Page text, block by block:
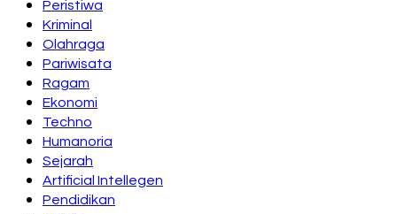
Peristiwa
Kriminal
Olahraga
Pariwisata
Ragam
Ekonomi
Techno
Humanoria
Sejarah
Artificial Intellegen
Pendidikan